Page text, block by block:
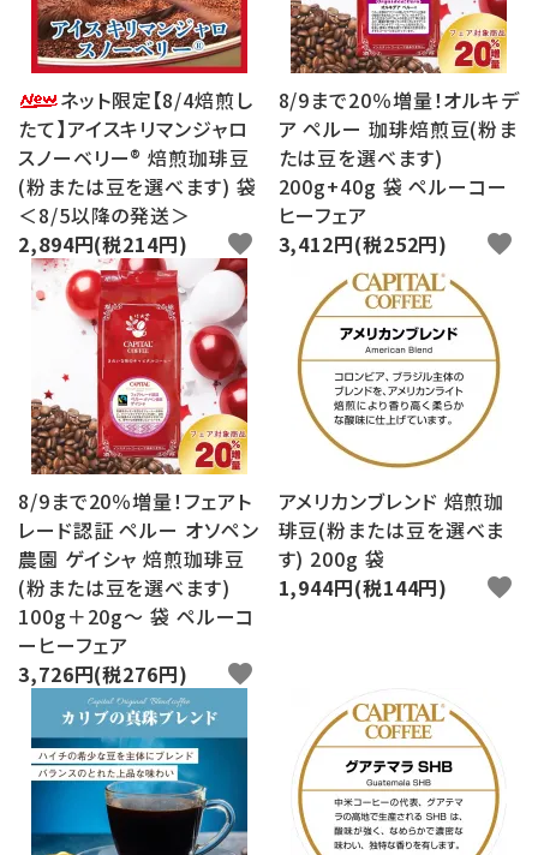
ネット限定【8/4焙煎し
たて】アイスキリマンジャロ
スノーベリー® 焙煎珈琲豆
(粉または豆を選べます) 袋
＜8/5以降の発送＞
2,894円(税214円)
favorite
8/9まで20％増量！オルキデ
ア ペルー 珈琲焙煎豆(粉ま
たは豆を選べます)
200g+40g 袋 ペルーコー
ヒーフェア
3,412円(税252円)
favorite
8/9まで20％増量！フェアト
レード認証 ペルー オソペン
農園 ゲイシャ 焙煎珈琲豆
(粉または豆を選べます)
100g＋20g～ 袋 ペルーコ
ーヒーフェア
3,726円(税276円)
favorite
アメリカンブレンド 焙煎珈
琲豆(粉または豆を選べま
す) 200g 袋
1,944円(税144円)
favorite